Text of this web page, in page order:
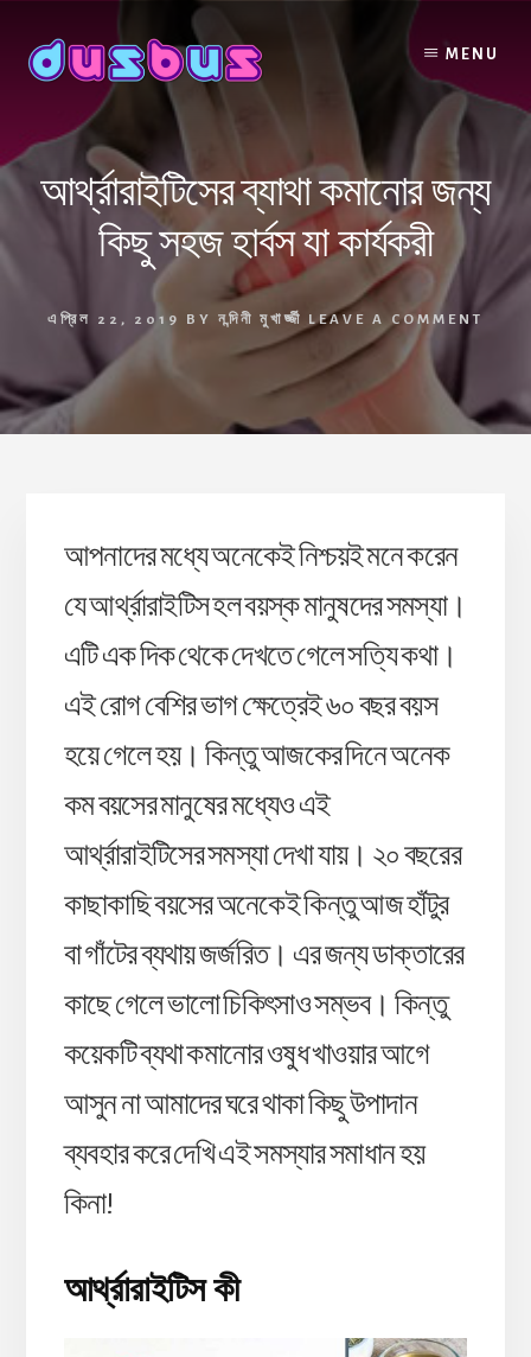
content
MENU
আর্থ্রারাইটিসের ব্যাথা কমানোর জন্য
কিছু সহজ হার্বস যা কার্যকরী
এপ্রিল 22, 2019 BY নন্দিনী মুখার্জ্জী LEAVE A COMMENT
আপনাদের মধ্যে অনেকেই নিশ্চয়ই মনে করেন
যে আর্থ্রারাইটিস হল বয়স্ক মানুষদের সমস্যা।
এটি এক দিক থেকে দেখতে গেলে সত্যি কথা।
এই রোগ বেশির ভাগ ক্ষেত্রেই ৬০ বছর বয়স
হয়ে গেলে হয়। কিন্তু আজকের দিনে অনেক
কম বয়সের মানুষের মধ্যেও এই
আর্থ্রারাইটিসের সমস্যা দেখা যায়। ২০ বছরের
কাছাকাছি বয়সের অনেকেই কিন্তু আজ হাঁটুর
বা গাঁটের ব্যথায় জর্জরিত। এর জন্য ডাক্তারের
কাছে গেলে ভালো চিকিৎসাও সম্ভব। কিন্তু
কয়েকটি ব্যথা কমানোর ওষুধ খাওয়ার আগে
আসুন না আমাদের ঘরে থাকা কিছু উপাদান
ব্যবহার করে দেখি এই সমস্যার সমাধান হয়
কিনা!
আর্থ্রারাইটিস কী